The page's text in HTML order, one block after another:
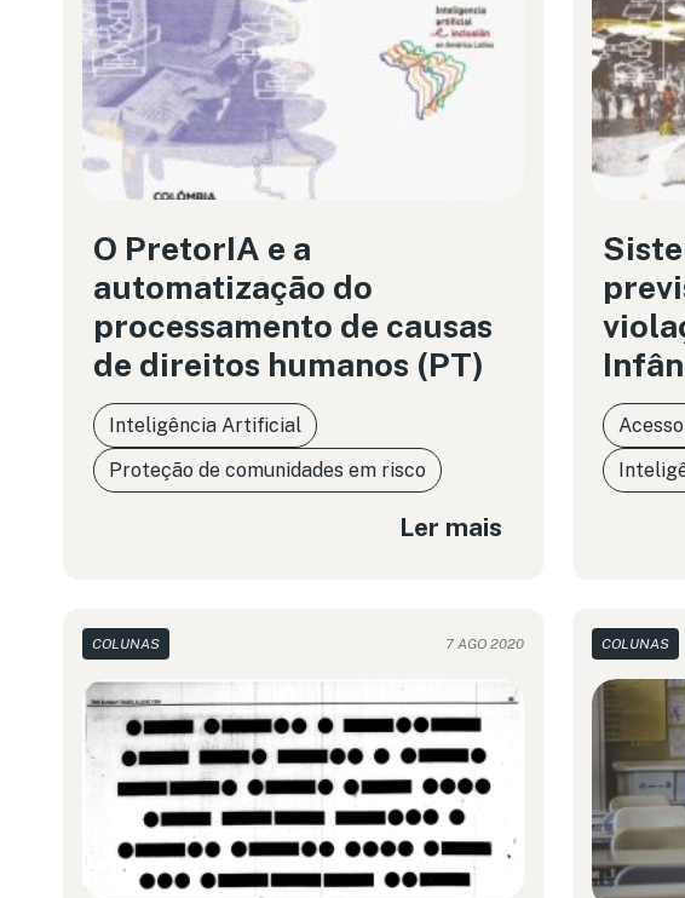
O PretorIA e a
automatização do
processamento de causas
de direitos humanos (PT)
Inteligência Artificial
Proteção de comunidades em risco
Ler mais
COLUNAS 7 AGO 2020 COLUNAS